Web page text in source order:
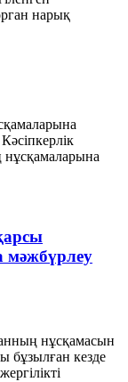
нарық
мәжбүрлеу
нұсқамасын
бұзылған кезде